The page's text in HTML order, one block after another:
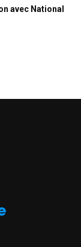
avec National